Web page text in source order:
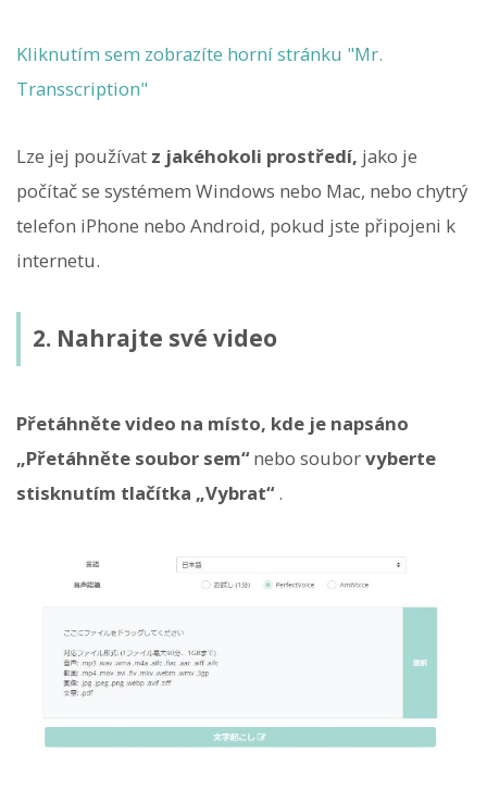
Kliknutím sem zobrazíte horní stránku "Mr.
Transscription"
Lze jej používat z jakéhokoli prostředí, jako je
počítač se systémem Windows nebo Mac, nebo chytrý
telefon iPhone nebo Android, pokud jste připojeni k
internetu.
2. Nahrajte své video
Přetáhněte video na místo, kde je napsáno
„Přetáhněte soubor sem“nebo souborvyberte
stisknutím tlačítka „Vybrat“.